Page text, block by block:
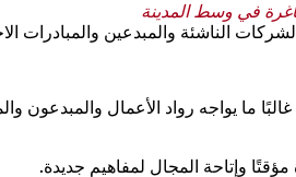
في وسط المدينة
الناشئة والمبدعين والمبادرات
ما يواجه رواد الأعمال والمبدعون